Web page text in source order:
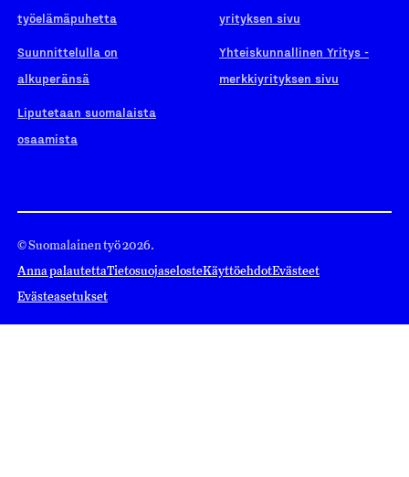
työelämäpuhetta
Suunnittelulla on
alkuperänsä
Liputetaan suomalaista
osaamista
yrityksen sivu
Yhteiskunnallinen Yritys -
merkkiyrityksen sivu
© Suomalainen työ 2026.
Anna palautettaTietosuojaselosteKäyttöehdotEvästeet
Evästeasetukset